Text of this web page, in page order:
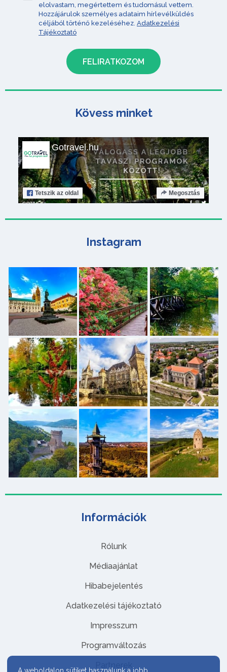
Információk
Rólunk
Médiaajánlat
Hibabejelentés
Adatkezelési tájékoztató
Impresszum
Programváltozás
Partnerek
elolvastam, megértettem és tudomásul vettem.
Hozzájárulok személyes adataim hírlevélküldés
céljából történő kezeléséhez. Adatkezelési
Tájékoztató
Kövess minket
Gotravel.hu
Tetszik az oldal Megosztás
Instagram